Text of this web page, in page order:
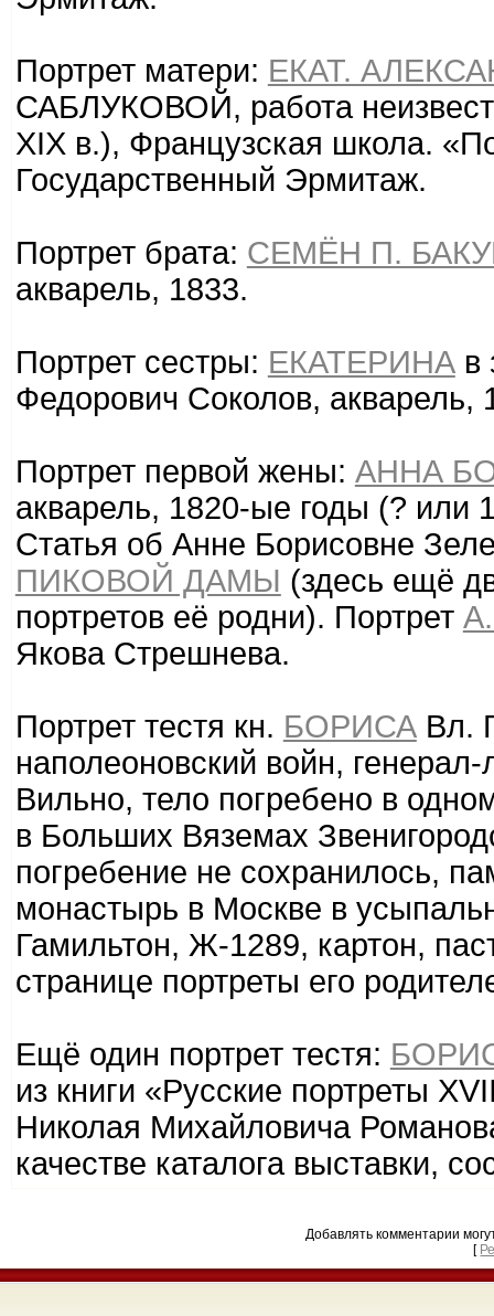
Портрет матери: ЕКАТ.
САБЛУКОВОЙ, работа
XIX в.), Французская школа.
Государственный Эрмитаж.
Портрет брата: СЕМЁН П.
акварель, 1833.
Портрет сестры: ЕКАТЕРИНАв
Федорович Соколов, акварель,
Портрет первой жены: АННА
акварель, 1820-ые годы (? или
Статья об Анне Борисовне
ПИКОВОЙ ДАМЫ (здесь ещё
портретов её родни). Портрет
Якова Стрешнева.
Портрет тестя кн. БОРИСАВл.
наполеоновский войн,
Вильно, тело погребено в
в Больших Вяземах
погребение не сохранилось,
монастырь в Москве в
Гамильтон, Ж-1289, картон,
странице портреты его
Ещё один портрет тестя:
из книги «Русские портреты
Николая Михайловича
качестве каталога выставки,
Добавлять комментарии
[